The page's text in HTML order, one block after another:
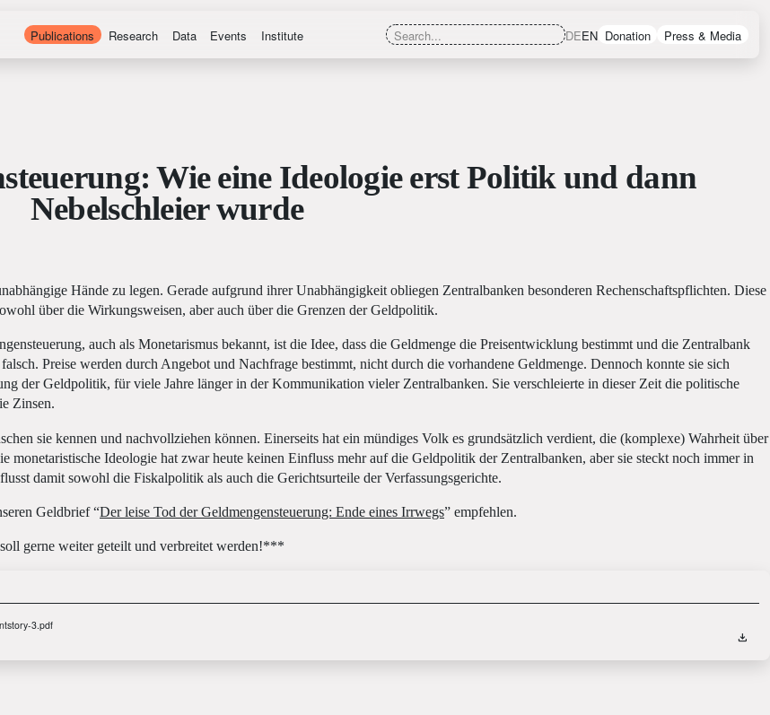
Publications Research Data Events Institute DEEN Donation Press & Media
Wie eine Ideologie erst Politik und dann
Nebelschleier wurde
Hände zu legen. Gerade aufgrund ihrer Unabhängigkeit obliegen Zentralbanken besonderen Rechenschaftspflichten. Diese
über die Wirkungsweisen, aber auch über die Grenzen der Geldpolitik.
auch als Monetarismus bekannt, ist die Idee, dass die Geldmenge die Preisentwicklung bestimmt und die Zentralbank
Preise werden durch Angebot und Nachfrage bestimmt, nicht durch die vorhandene Geldmenge. Dennoch konnte sie sich
der Geldpolitik, für viele Jahre länger in der Kommunikation vieler Zentralbanken. Sie verschleierte in dieser Zeit die politische
Zinsen.
sie kennen und nachvollziehen können. Einerseits hat ein mündiges Volk es grundsätzlich verdient, die (komplexe) Wahrheit über
Ideologie hat zwar heute keinen Einfluss mehr auf die Geldpolitik der Zentralbanken, aber sie steckt noch immer in
damit sowohl die Fiskalpolitik als auch die Gerichtsurteile der Verfassungsgerichte.
Geldbrief “Der leise Tod der Geldmengensteuerung: Ende eines Irrwegs” empfehlen.
gerne weiter geteilt und verbreitet werden!***
3.pdf